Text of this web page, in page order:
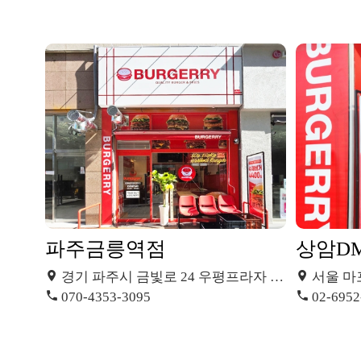
파주금릉역점
경기 파주시 금빛로 24 우평프라자 103호
070-4353-3095
상암
서울 마포구
02-